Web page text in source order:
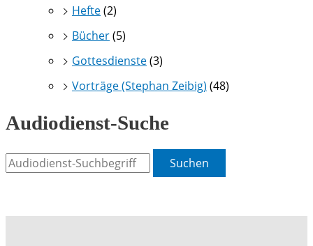
Hefte(2)
Bücher(5)
Gottesdienste(3)
Vorträge (Stephan Zeibig) (48)
Audiodienst-Suche
Suchen